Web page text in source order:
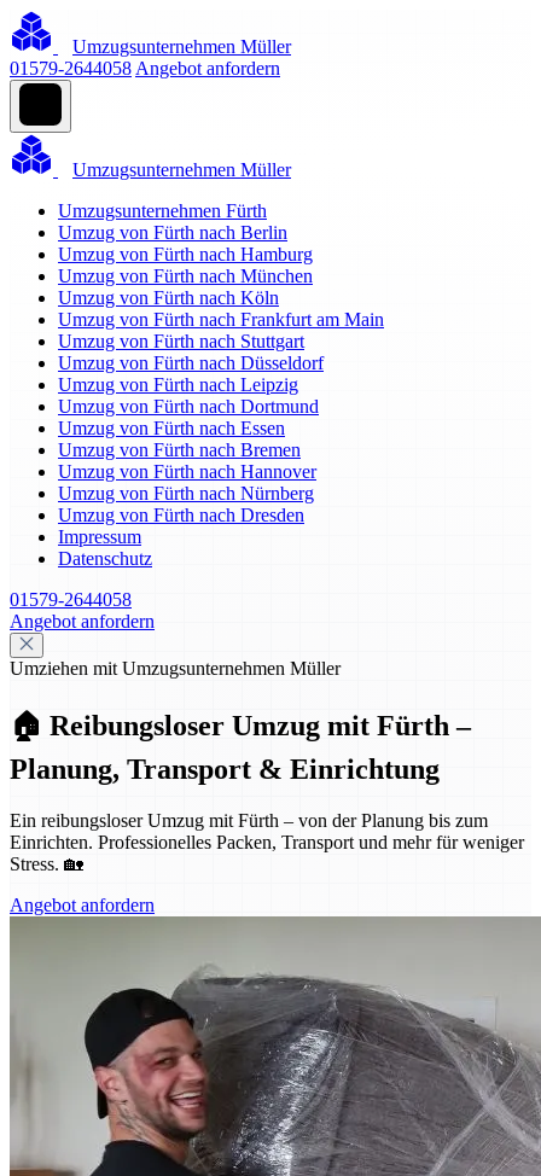
Umzugsunternehmen Müller
01579-2644058 Angebot anfordern
Umzugsunternehmen Müller
Umzugsunternehmen Fürth
Umzug von Fürth nach Berlin
Umzug von Fürth nach Hamburg
Umzug von Fürth nach München
Umzug von Fürth nach Köln
Umzug von Fürth nach Frankfurt am Main
Umzug von Fürth nach Stuttgart
Umzug von Fürth nach Düsseldorf
Umzug von Fürth nach Leipzig
Umzug von Fürth nach Dortmund
Umzug von Fürth nach Essen
Umzug von Fürth nach Bremen
Umzug von Fürth nach Hannover
Umzug von Fürth nach Nürnberg
Umzug von Fürth nach Dresden
Impressum
Datenschutz
01579-2644058
Angebot anfordern
Umziehen mit Umzugsunternehmen Müller
🏠 Reibungsloser Umzug mit Fürth –
Planung, Transport & Einrichtung
Ein reibungsloser Umzug mit Fürth – von der Planung bis zum
Einrichten. Professionelles Packen, Transport und mehr für weniger
Stress. 🏡
Angebot anfordern